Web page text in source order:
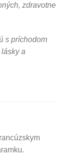
zdravotne
s príchodom
a